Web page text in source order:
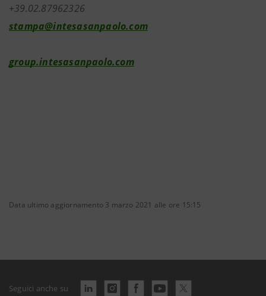
+39.02.87962326
stampa@intesasanpaolo.com
group.intesasanpaolo.com
Data ultimo aggiornamento 3 marzo 2021 alle ore 15:15
Seguici anche su